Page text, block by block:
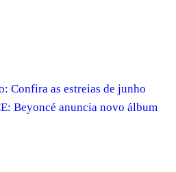
Confira as estreias de junho
Beyoncé anuncia novo álbum